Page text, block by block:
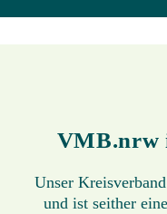
VMB.nrw
Unser
und ist seither